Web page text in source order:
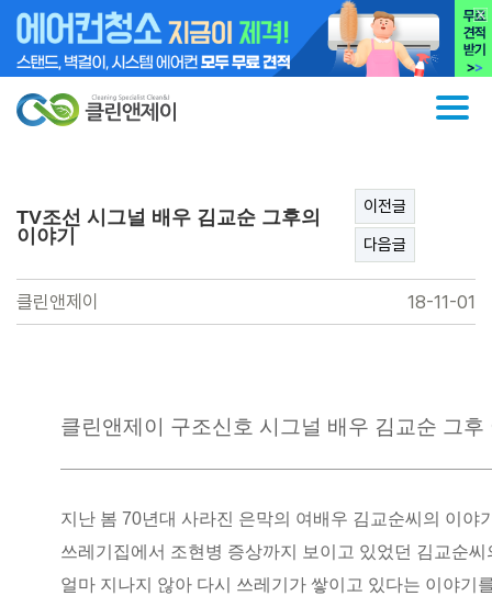
TV조선 시그널 배우 김교순 그후의
이야기
이전글
다음글
클린앤제이 18-11-01
클린앤제이 구조신호 시그널 배우 김교순 그후
지난 봄 70년대 사라진 은막의 여배우 김교순씨의 이야
쓰레기집에서 조현병 증상까지 보이고 있었던 김교순
얼마 지나지 않아 다시 쓰레기가 쌓이고 있다는 이야기